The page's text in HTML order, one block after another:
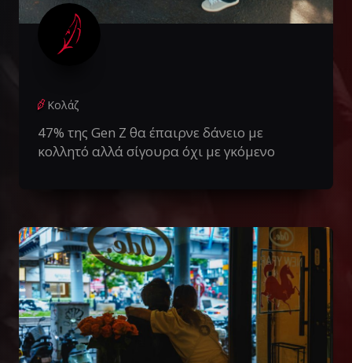
Κολάζ
47% της Gen Z θα έπαιρνε δάνειο με
κολλητό αλλά σίγουρα όχι με γκόμενο